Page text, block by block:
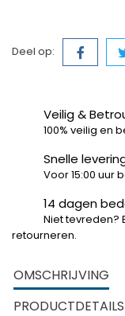
Deel op:
Veilig &
100% veilig en
Snelle
Voor 15:00 uur
14 dagen
Niet tevreden?
retourneren.
OMSCHRIJVING
PRODUCTDETAILS